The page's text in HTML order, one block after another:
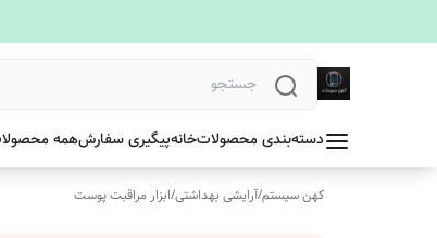
دسته‌بندی محصولاتخانهپیگیری سفارشهمه
کهن سیستم/آرایشی بهداشتی/ابزار مراقبت پوست